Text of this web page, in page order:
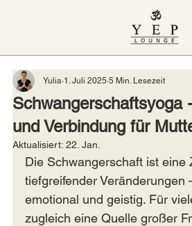
Schwangerschaftsyoga
und Verbindung für
Yulia 1. Juli 2025 5 Min. Lesezeit
Aktualisiert: 22. Jan.
Die Schwangerschaft ist eine
tiefgreifender Veränderungen
emotional und geistig. Für
zugleich eine Quelle großer